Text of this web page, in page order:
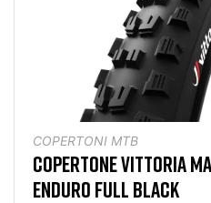
COPERTONI MTB
COPERTONE VITTORIA
ENDURO FULL BLACK